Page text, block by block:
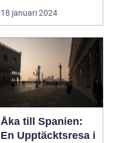
känt över hela världe...
18 januari 2024
Åka till Spanien:
En Upptäcktsresa i